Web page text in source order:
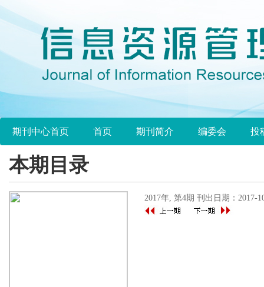
期刊中心首页 首页 期刊简介 编委会 投
本期目录
2017年, 第4期 刊出日期：2017-